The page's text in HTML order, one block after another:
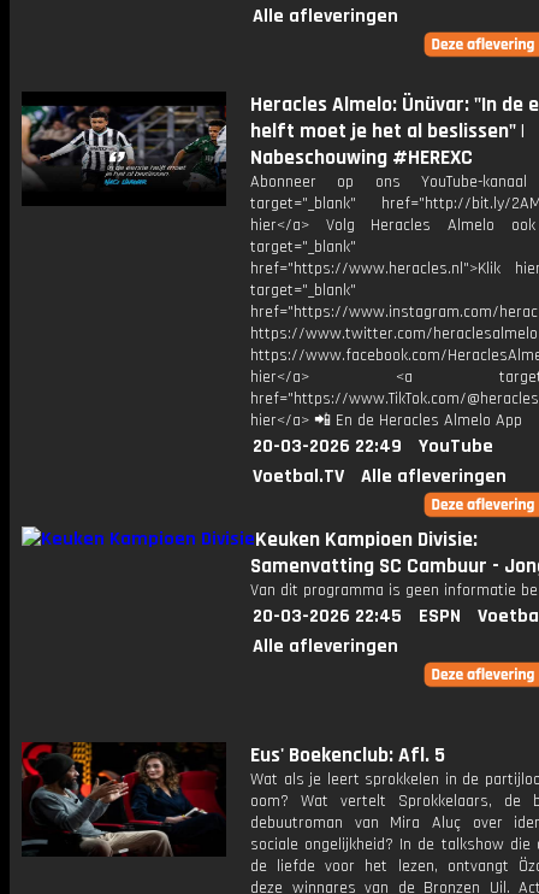
Alle afleveringen
Heracles Almelo: Ünüvar: "In de
helft moet je het al beslissen" |
Nabeschouwing #HEREXC
Abonneer op ons YouTube-
target="_blank" href="http://bit.ly/
hier</a> Volg Heracles Almelo
target="_blank"
href="https://www.heracles.nl">Klik
target="_blank"
href="https://www.instagram.com/
https://www.twitter.com/heraclesalmelo
https://www.facebook.com/
hier</a> <a
href="https://www.TikTok.com/
hier</a> 📲 En de Heracles Almelo App
20-03-2026 22:49
YouTube
Voetbal.TV
Alle afleveringen
Keuken Kampioen Divisie:
Samenvatting SC Cambuur -
Van dit programma is geen informatie
20-03-2026 22:45 ESPN
Alle afleveringen
Eus' Boekenclub: Afl. 5
Wat als je leert sprokkelen in de
oom? Wat vertelt Sprokkelaars, de
debuutroman van Mira Aluç over
sociale ongelijkheid? In de talkshow die
de liefde voor het lezen, ontvangt
deze winnares van de Bronzen Uil.